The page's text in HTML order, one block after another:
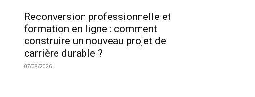
Reconversion professionnelle et
formation en ligne : comment
construire un nouveau projet de
carrière durable ?
07/08/2026